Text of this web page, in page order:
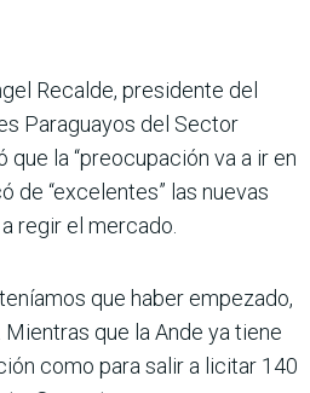
Recalde, presidente del
Paraguayos del Sector
que la “preocupación va a ir en
de “excelentes” las nue­vas
regir el mercado.
que haber empezado,
que la Ande ya tiene
como para salir a licitar 140